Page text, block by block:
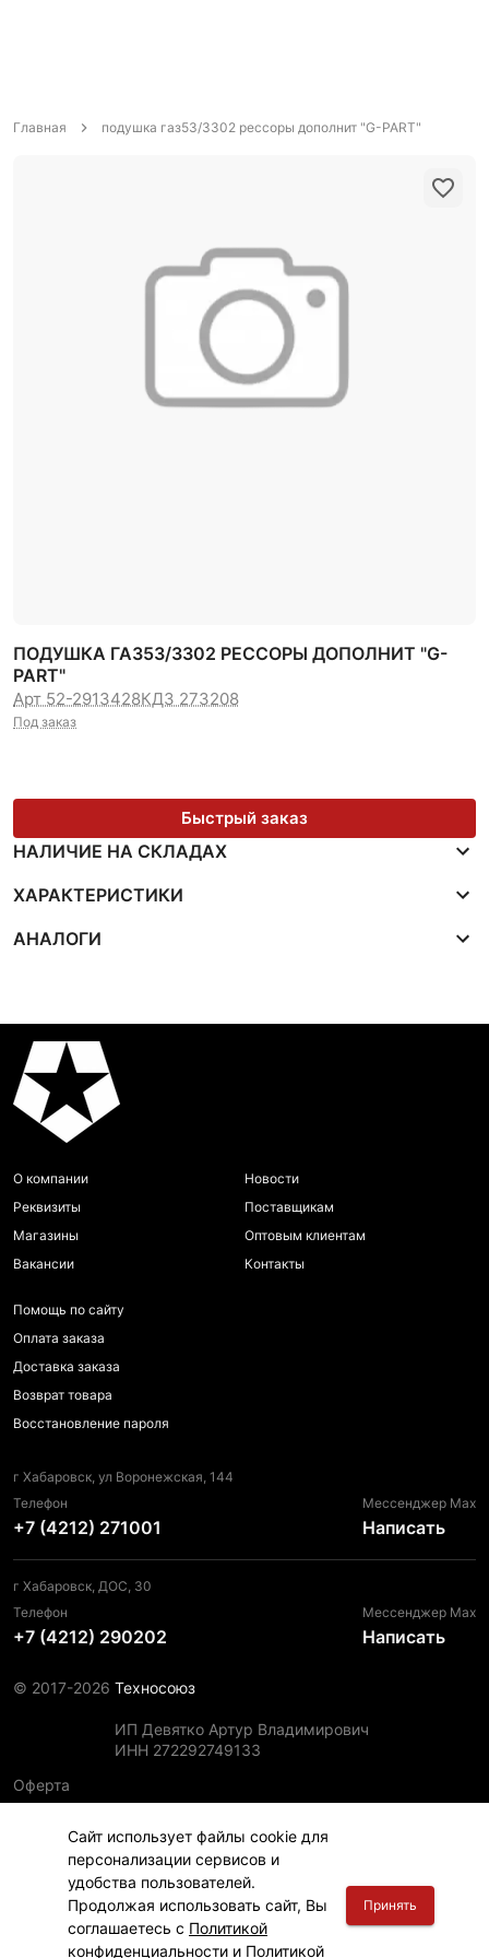
Сайт использует файлы cookie для
персонализации сервисов и
удобства пользователей.
Продолжая использовать сайт, Вы
соглашаетесь с Политикой
конфиденциальности и Политикой
Принять
Главная подушка газ53/3302 рессоры дополнит "G-PART"
ПОДУШКА ГАЗ53/3302 РЕССОРЫ ДОПОЛНИТ "G-
PART"
Арт 52-2913428КДЗ 273208
Под заказ
Быстрый заказ
НАЛИЧИЕ НА СКЛАДАХ
ХАРАКТЕРИСТИКИ
АНАЛОГИ
О компании
Реквизиты
Магазины
Вакансии
Новости
Поставщикам
Оптовым клиентам
Контакты
Помощь по сайту
Оплата заказа
Доставка заказа
Возврат товара
Восстановление пароля
г Хабаровск, ул Воронежская, 144
Телефон
+7 (4212) 271001
Мессенджер Max
Написать
г Хабаровск, ДОС, 30
Телефон
+7 (4212) 290202
Мессенджер Max
Написать
© 2017-2026 Техносоюз
ИП Девятко Артур Владимирович
ИНН 272292749133
Оферта
Политика конфиденциальности
Политика использования файлов cookie
Информация для правообладателей